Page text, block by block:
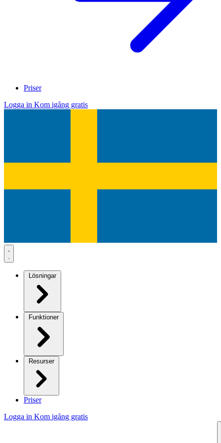
Priser
Logga in Kom igång gratis
Lösningar
Funktioner
Resurser
Priser
Logga in Kom igång gratis